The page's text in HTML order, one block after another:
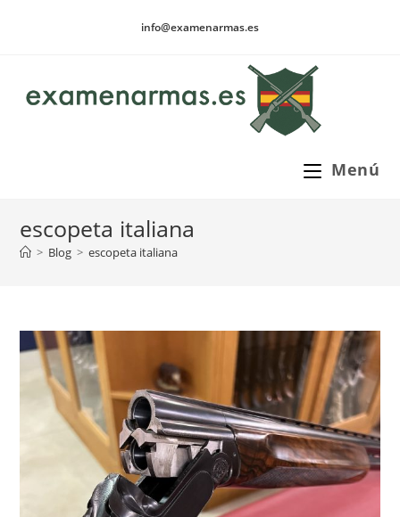
info@examenarmas.es
Menú
escopeta italiana
> Blog > escopeta italiana